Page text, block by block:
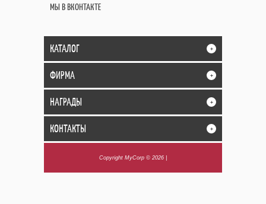
МЫ В ВКОНТАКТЕ
КАТАЛОГ +
ФИРМА +
НАГРАДЫ +
КОНТАКТЫ +
Copyright MyCorp © 2026